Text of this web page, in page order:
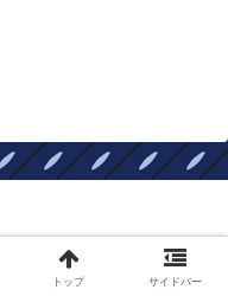
られない
やめられない All Rights
トップ サイドバー